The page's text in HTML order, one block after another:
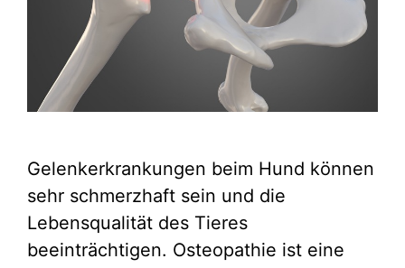
Gelenkerkrankungen beim Hund können
sehr schmerzhaft sein und die
Lebensqualität des Tieres
beeinträchtigen. Osteopathie ist eine